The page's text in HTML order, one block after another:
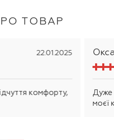
ТОВАР
22.01.2025
комфорту,
Дуже
моєї